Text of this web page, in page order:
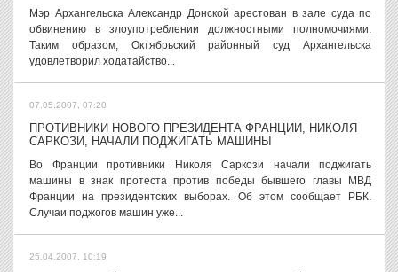
Мэр Архангельска Александр Донской арестован в зале суда по
обвинению в злоупотреблении должностными полномочиями.
Таким образом, Октябрьский районный суд Архангельска
удовлетворил ходатайство...
07.05.2007, 07:20
ПРОТИВНИКИ НОВОГО ПРЕЗИДЕНТА ФРАНЦИИ, НИКОЛЯ
САРКОЗИ, НАЧАЛИ ПОДЖИГАТЬ МАШИНЫ
Во Франции противники Николя Саркози начали поджигать
машины в знак протеста против победы бывшего главы МВД
Франции на президентских выборах. Об этом сообщает РБК.
Случаи поджогов машин уже...
25.04.2007, 10:19